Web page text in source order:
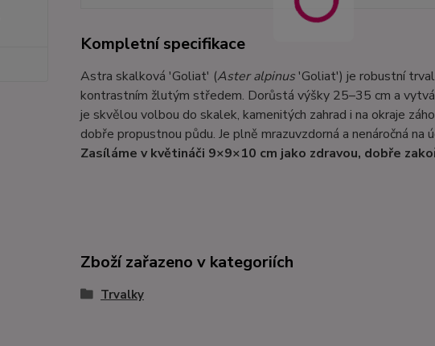
Kompletní specifikace
Astra skalková 'Goliat' (Aster alpinus'Goliat') je robustní
kontrastním žlutým středem. Dorůstá výšky 25–35 cm a
je skvělou volbou do skalek, kamenitých zahrad i na okraje
dobře propustnou půdu. Je plně mrazuvzdorná a nenáročná na
Zasíláme v květináči 9×9×10 cm jako zdravou, dobře
Zboží zařazeno v kategoriích
Trvalky